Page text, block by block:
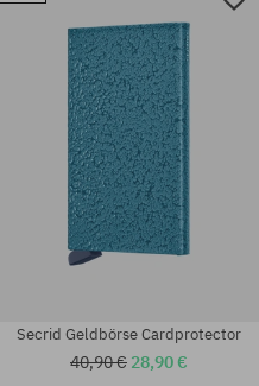
Universalgröße
Secrid Geldbörse Cardprotector
40,90 € 28,90 €